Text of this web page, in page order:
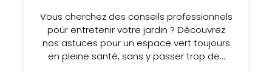
Vous cherchez des conseils professionnels
pour entretenir votre jardin ? Découvrez
nos astuces pour un espace vert toujours
en pleine santé, sans y passer trop de…